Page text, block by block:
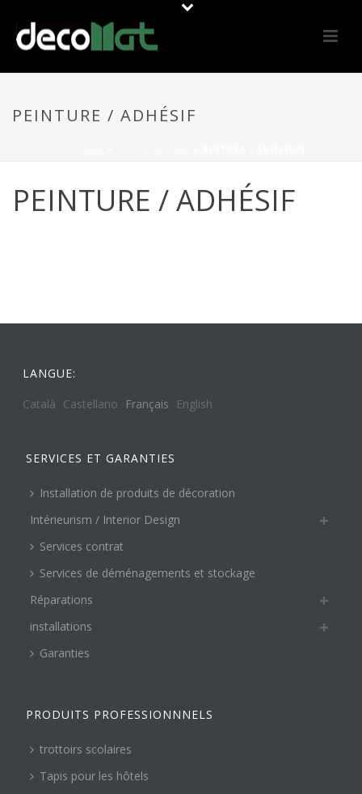
PEINTURE / ADHÉSIF
PEINTURE / ADHÉSIF
LANGUE:
Català Castellano Français English
SERVICES ET GARANTIES
Installation de produits de décoration
Intérieurism / Interior Design
Services contrat
Services de déménagements et stockage
Réparations
installations
Garanties
PRODUITS PROFESSIONNNELS
trottoirs scolaires
Tapis pour les hôtels